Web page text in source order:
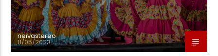
neivastereo
11/05/2023